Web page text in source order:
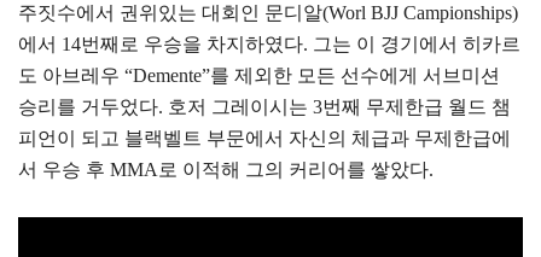
주짓수에서 권위있는 대회인 문디알(Worl BJJ Campionships)
에서 14번째로 우승을 차지하였다. 그는 이 경기에서 히카르
도 아브레우 “Demente”를 제외한 모든 선수에게 서브미션
승리를 거두었다. 호저 그레이시는 3번째 무제한급 월드 챔
피언이 되고 블랙벨트 부문에서 자신의 체급과 무제한급에
서 우승 후 MMA로 이적해 그의 커리어를 쌓았다.